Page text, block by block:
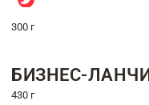
300 г
БИЗНЕС-ЛАНЧИ
430 г